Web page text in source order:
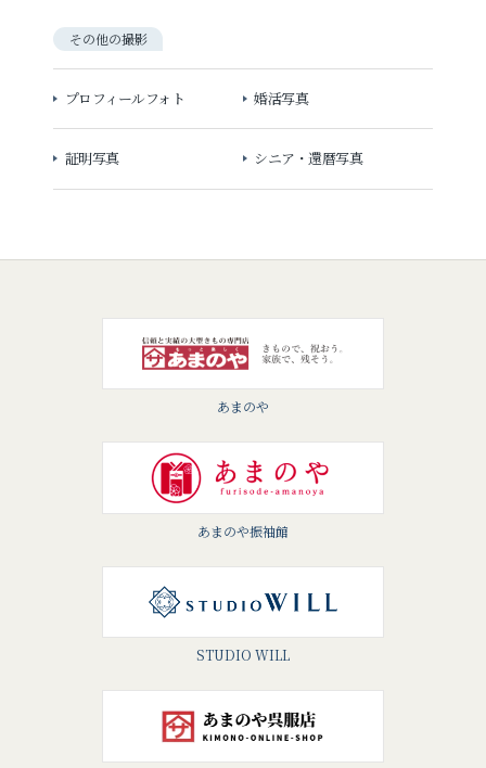
その他の撮影
プロフィールフォト 婚活写真
証明写真 シニア・還暦写真
あまのや
あまのや振袖館
STUDIO WILL